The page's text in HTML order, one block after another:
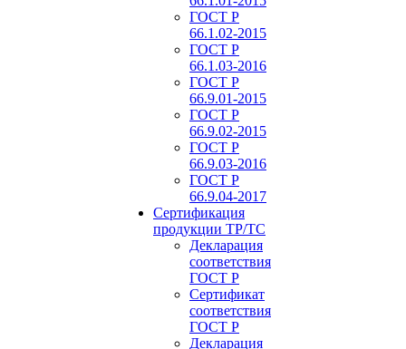
ГОСТ Р
66.1.02-2015
ГОСТ Р
66.1.03-2016
ГОСТ Р
66.9.01-2015
ГОСТ Р
66.9.02-2015
ГОСТ Р
66.9.03-2016
ГОСТ Р
66.9.04-2017
Сертификация
продукции ТР/ТС
Декларация
соответствия
ГОСТ Р
Сертификат
соответствия
ГОСТ Р
Декларация